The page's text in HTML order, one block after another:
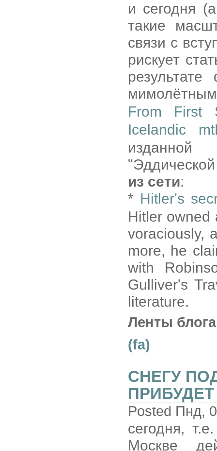
и сегодня
такие
связи с
рискует
From First
Icelandic
из сети:
* Hitler's
Hitler owned
voraciously,
more, he
with
Gulliver's
literature.
Ленты
(fa)
СНЕГУ
ПРИБУДЕТ
Posted Пнд,
сегодня,
Москве